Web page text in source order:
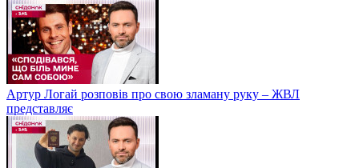
Артур Логай розповів про свою зламану руку – ЖВЛ
представляє